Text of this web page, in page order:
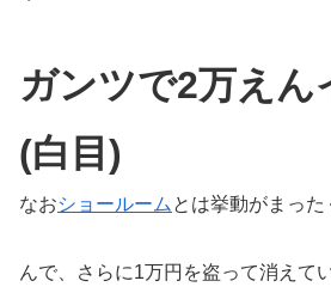
ガンツで2万えん
(白目)
なおショールーム とは挙動がまった
んで、さらに1万円を盗って消えて